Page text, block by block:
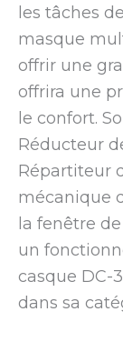
les tâches
masque
offrir une
offrira une
le confort.
Réducteur
Répartiteur
mécanique
la fenêtre
un
casque DC-
dans sa